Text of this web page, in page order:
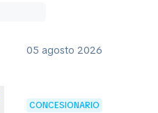
05 agosto 2026
CONCESIONARIO